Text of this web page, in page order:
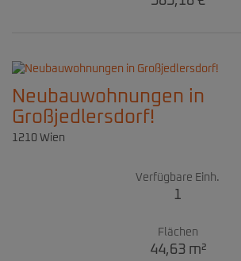
Neubauwohnungen in
Großjedlersdorf!
1210 Wien
Verfügbare Einh.
1
Flächen
44,63 m²